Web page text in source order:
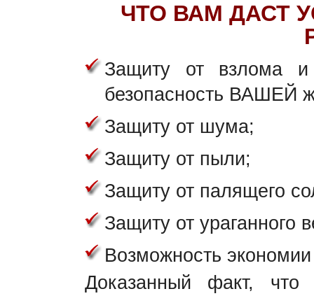
ЧТО ВАМ ДАСТ
Защиту от взлома и
безопасность ВАШЕЙ
Защиту от шума;
Защиту от пыли;
Защиту от палящего
Защиту от ураганного
Возможность
Доказанный факт, что